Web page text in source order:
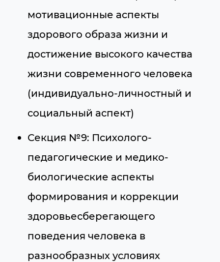
мотивационные аспекты
здорового образа жизни и
достижение высокого качества
жизни современного человека
(индивидуально-личностный и
социальный аспект)
Секция №9: Психолого-
педагогические и медико-
биологические аспекты
формирования и коррекции
здоровьесберегающего
поведения человека в
разнообразных условиях